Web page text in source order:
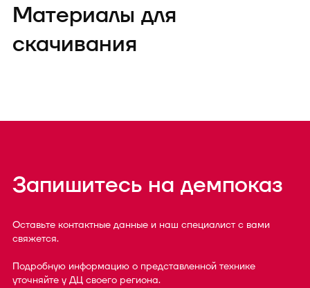
Материалы для
скачивания
Запишитесь на демпоказ
Оставьте контактные данные и наш специалист с вами
свяжется.
Подробную информацию о представленной технике
уточняйте у ДЦ своего региона.